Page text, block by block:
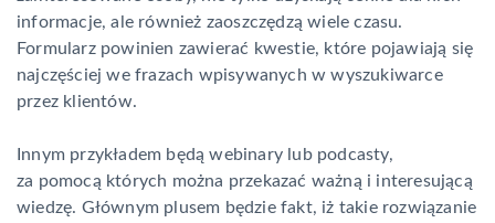
informacje, ale również zaoszczędzą wiele czasu.
Formularz powinien zawierać kwestie, które pojawiają się
najczęściej we frazach wpisywanych w wyszukiwarce
przez klientów.
Innym przykładem będą webinary lub podcasty,
za pomocą których można przekazać ważną i interesującą
wiedzę. Głównym plusem będzie fakt, iż takie rozwiązanie